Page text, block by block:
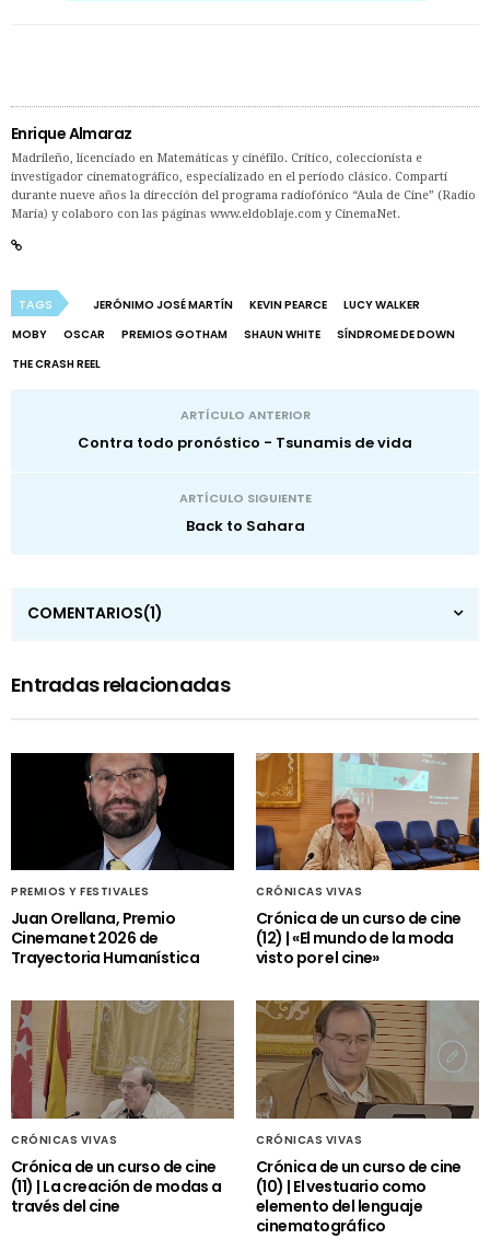
Enrique Almaraz
Madrileño, licenciado en Matemáticas y cinéfilo. Crítico, coleccionista e
investigador cinematográfico, especializado en el período clásico. Compartí
durante nueve años la dirección del programa radiofónico “Aula de Cine” (Radio
María) y colaboro con las páginas www.eldoblaje.com y CinemaNet.
TAGS JERÓNIMO JOSÉ MARTÍN KEVIN PEARCE
LUCY WALKER
MOBY
OSCAR PREMIOS GOTHAM SHAUN WHITE
SÍNDROME DE DOWN
THE CRASH REEL
ARTÍCULO ANTERIOR
Contra todo pronóstico - Tsunamis de vida
ARTÍCULO SIGUIENTE
Back to Sahara
COMENTARIOS(1)
Entradas relacionadas
PREMIOS Y FESTIVALES
Juan Orellana, Premio
Cinemanet 2026 de
Trayectoria Humanística
CRÓNICAS VIVAS
Crónica de un curso de cine
(12) | «El mundo de la moda
visto por el cine»
CRÓNICAS VIVAS
Crónica de un curso de cine
(11) | La creación de modas a
través del cine
CRÓNICAS VIVAS
Crónica de un curso de cine
(10) | El vestuario como
elemento del lenguaje
cinematográfico